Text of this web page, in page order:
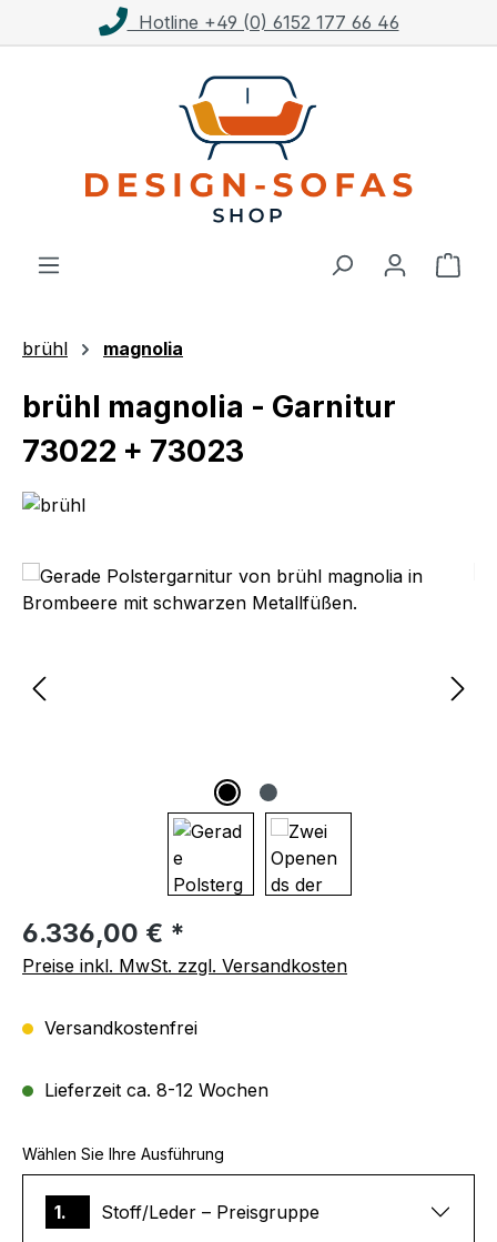
Zum Hauptinhalt springenKostenloser Versand ab
brühl magnolia
brühl magnolia - Garnitur
73022 + 73023
Bildergalerie überspringen
Regulärer Preis:
6.336,00 € *
Preise inkl. MwSt. zzgl. Versandkosten
Versandkostenfrei
Lieferzeit ca. 8-12 Wochen
Wählen Sie Ihre Ausführung
1. Stoff/Leder – Preisgruppe